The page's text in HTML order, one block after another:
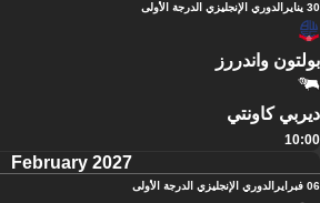
30 يناير الدوري الإنجليزي الدرجة الأولى
بولتون واندررز
ديربي كاونتي
10:00
February 2027
06 فبراير الدوري الإنجليزي الدرجة الأولى